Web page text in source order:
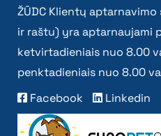
ŽŪDC Klientų
ir raštu) yra aptarnaujami
ketvirtadieniais nuo 8.00
penktadieniais nuo 8.00
Facebook
Linkedin